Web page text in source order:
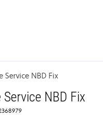
Service NBD Fix
NBD Fix